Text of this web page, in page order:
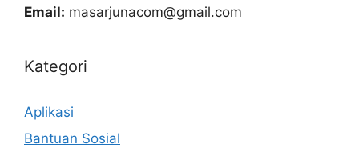
Email: masarjunacom@gmail.com
Kategori
Aplikasi
Bantuan Sosial